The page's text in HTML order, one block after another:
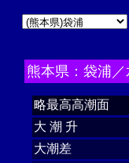
熊本県：袋浦／
略最高高潮面
大 潮 升
大潮差